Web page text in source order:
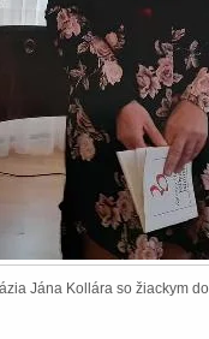
Jána Kollára so žiackym